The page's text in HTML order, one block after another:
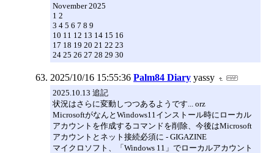
November 2025
1 2
3 4 5 6 7 8 9
10 11 12 13 14 15 16
17 18 19 20 21 22 23
24 25 26 27 28 29 30
2025/10/16 15:55:36 Palm84 Diary yassy
2025.10.13 追記
状況はさらに変動しつつあるようです... orz
MicrosoftがなんとWindows11インストール時にローカル
アカウントを作成するコマンドを削除、今後はMicrosoft
アカウントとネット接続必須に - GIGAZINE
マイクロソフト、「Windows 11」でローカルアカウント